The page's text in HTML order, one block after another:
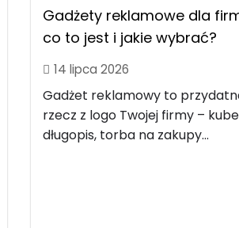
Gadżety reklamowe dla
co to jest i jakie wybrać?
14 lipca 2026
Gadżet reklamowy to
rzecz z logo Twojej firmy –
długopis, torba na zakupy...